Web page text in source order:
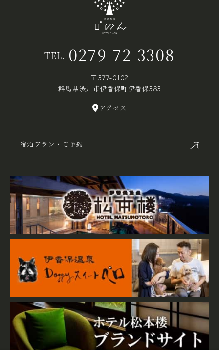
TEL. 0279-72-3308
〒377-0102
群馬県渋川市伊香保町伊香保383
アクセス
宿泊プラン・ご予約